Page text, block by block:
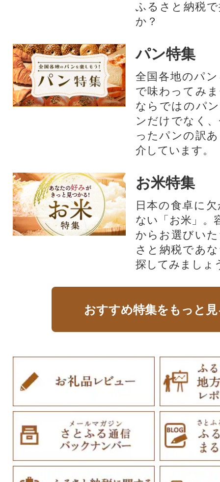
ふるさと納税
か？
パン特集
全国各地のパ
で味わってみ
ならではのパ
ンだけでなく
ったパンの訳
介しています。
お米特集
日本の食卓に
ない「お米」。
からお選びい
さと納税であ
探してみましょ
おすすめ特集をもっと